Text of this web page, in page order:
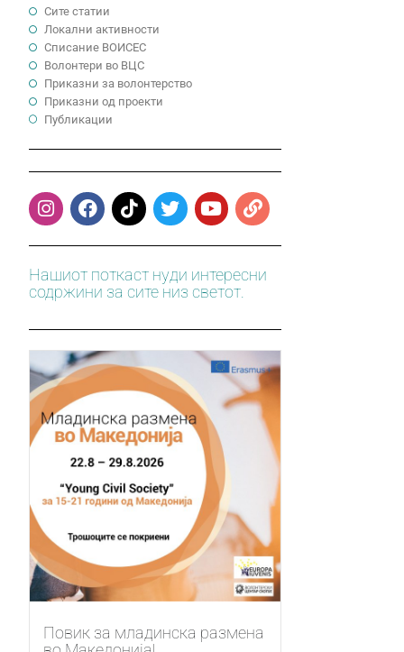
Сите статии
Локални активности
Cписание ВОИСЕС
Волонтери во ВЦС
Приказни за волонтерство
Приказни од проекти
Публикации
Нашиот поткаст нуди интересни
содржини за сите низ светот.
Повик за младинска размена